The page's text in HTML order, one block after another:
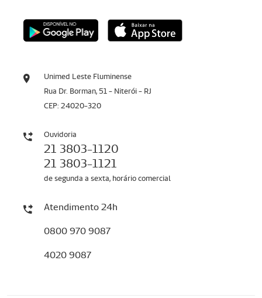
Unimed Leste Fluminense
Rua Dr. Borman, 51 - Niterói - RJ
CEP: 24020-320
Ouvidoria
21 3803-1120
21 3803-1121
de segunda a sexta, horário comercial
Atendimento 24h
0800 970 9087
4020 9087